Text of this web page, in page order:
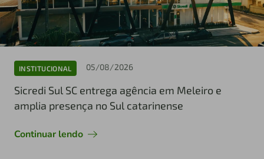
INSTITUCIONAL 05/08/2026
Sicredi Sul SC entrega agência em Meleiro e
amplia presença no Sul catarinense
Continuar lendo